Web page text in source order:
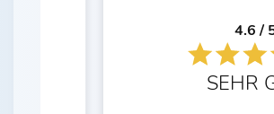
SEHR GUT